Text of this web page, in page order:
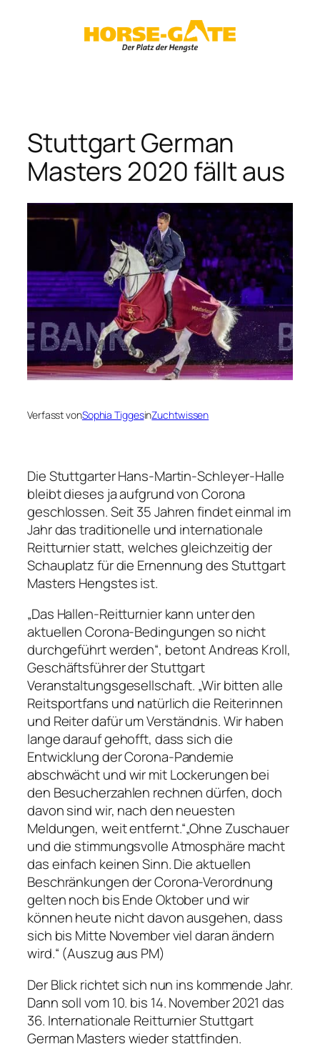
Stuttgart German
Masters 2020 fällt aus
Verfasst vonSophia TiggesinZuchtwissen
Die Stuttgarter Hans-Martin-Schleyer-Halle
bleibt dieses ja aufgrund von Corona
geschlossen. Seit 35 Jahren findet einmal im
Jahr das traditionelle und internationale
Reitturnier statt, welches gleichzeitig der
Schauplatz für die Ernennung des Stuttgart
Masters Hengstes ist.
„Das Hallen-Reitturnier kann unter den
aktuellen Corona-Bedingungen so nicht
durchgeführt werden“, betont Andreas Kroll,
Geschäftsführer der Stuttgart
Veranstaltungsgesellschaft. „Wir bitten alle
Reitsportfans und natürlich die Reiterinnen
und Reiter dafür um Verständnis. Wir haben
lange darauf gehofft, dass sich die
Entwicklung der Corona-Pandemie
abschwächt und wir mit Lockerungen bei
den Besucherzahlen rechnen dürfen, doch
davon sind wir, nach den neuesten
Meldungen, weit entfernt.“„Ohne Zuschauer
und die stimmungsvolle Atmosphäre macht
das einfach keinen Sinn. Die aktuellen
Beschränkungen der Corona-Verordnung
gelten noch bis Ende Oktober und wir
können heute nicht davon ausgehen, dass
sich bis Mitte November viel daran ändern
wird.“ (Auszug aus PM)
Der Blick richtet sich nun ins kommende Jahr.
Dann soll vom 10. bis 14. November 2021 das
36. Internationale Reitturnier Stuttgart
German Masters wieder stattfinden.